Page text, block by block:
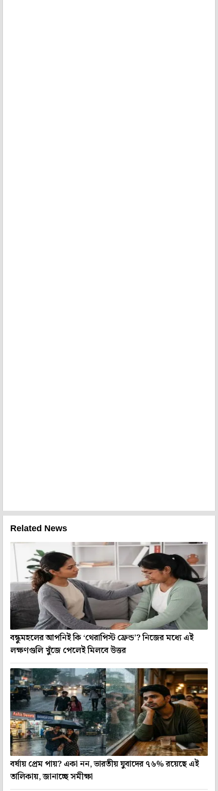
Related News
বন্ধুমহলের আপনিই কি ‘থেরাপিস্ট ফ্রেন্ড’? নিজের মধ্যে এই
লক্ষণগুলি খুঁজে পেলেই মিলবে উত্তর
বর্ষায় প্রেম পায়? একা নন, ভারতীয় যুবাদের ৭৬% রয়েছে এই
তালিকায়, জানাচ্ছে সমীক্ষা